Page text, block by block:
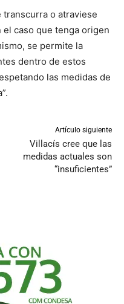
o atraviese
caso que tenga origen
se permite la
dentro de estos
las medidas de
Artículo siguiente
Villacís cree que las
medidas actuales son
“insuficientes”